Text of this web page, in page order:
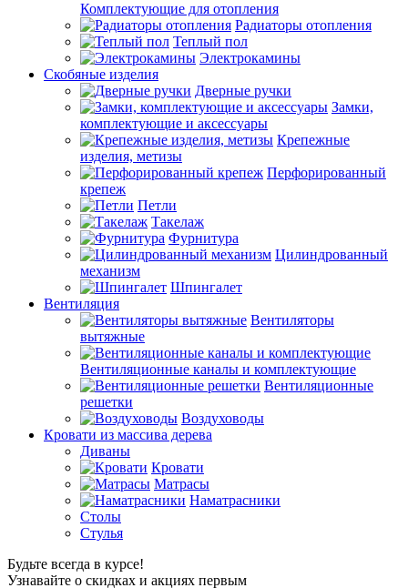
Комплектующие для отопления
Радиаторы отопления
Теплый пол
Электрокамины
Скобяные изделия
Дверные ручки
Замки,
комплектующие и аксессуары
Крепежные
изделия, метизы
Перфорированный
крепеж
Петли
Такелаж
Фурнитура
Цилиндрованный
механизм
Шпингалет
Вентиляция
Вентиляторы
вытяжные
Вентиляционные каналы и комплектующие
Вентиляционные
решетки
Воздуховоды
Кровати из массива дерева
Диваны
Кровати
Матрасы
Наматрасники
Столы
Стулья
Будьте всегда в курсе!
Узнавайте о скидках и акциях первым